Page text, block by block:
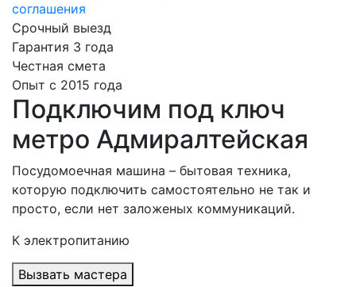
соглашения
Срочный выезд
Гарантия 3 года
Честная смета
Опыт с 2015 года
Подключим под ключ
метро Адмиралтейская
Посудомоечная машина – бытовая техника,
которую подключить самостоятельно не так и
просто, если нет заложеных коммуникаций.
К электропитанию
Вызвать мастера